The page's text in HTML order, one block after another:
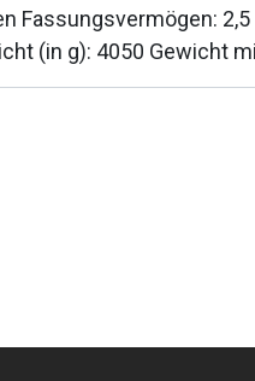
Fassungsvermögen:
(in g): 4050 Gewicht